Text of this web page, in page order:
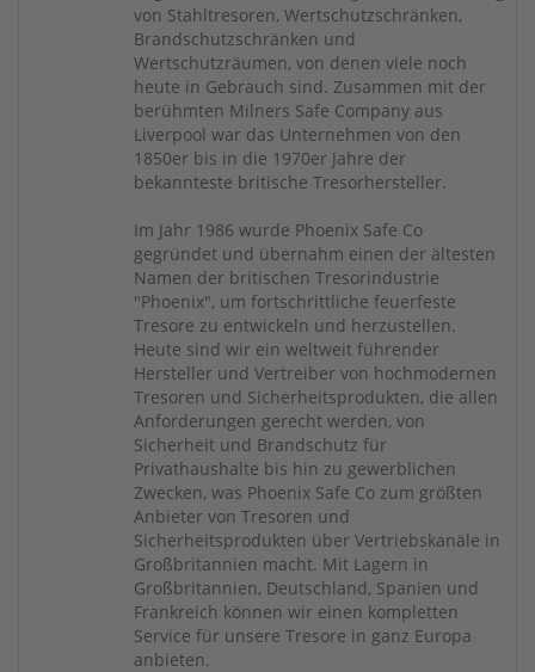
von Stahltresoren, Wertschutzschränken,
Brandschutzschränken und
Wertschutzräumen, von denen viele noch
heute in Gebrauch sind. Zusammen mit der
berühmten Milners Safe Company aus
Liverpool war das Unternehmen von den
1850er bis in die 1970er Jahre der
bekannteste britische Tresorhersteller.
Im Jahr 1986 wurde Phoenix Safe Co
gegründet und übernahm einen der ältesten
Namen der britischen Tresorindustrie
"Phoenix", um fortschrittliche feuerfeste
Tresore zu entwickeln und herzustellen.
Heute sind wir ein weltweit führender
Hersteller und Vertreiber von hochmodernen
Tresoren und Sicherheitsprodukten, die allen
Anforderungen gerecht werden, von
Sicherheit und Brandschutz für
Privathaushalte bis hin zu gewerblichen
Zwecken, was Phoenix Safe Co zum größten
Anbieter von Tresoren und
Sicherheitsprodukten über Vertriebskanäle in
Großbritannien macht. Mit Lagern in
Großbritannien, Deutschland, Spanien und
Frankreich können wir einen kompletten
Service für unsere Tresore in ganz Europa
anbieten.